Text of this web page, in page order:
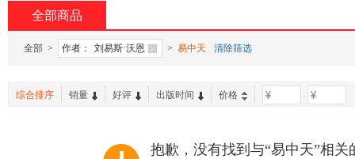
全部商品
全部 > 作者： 刘易斯·沃恩 > 易中天 清除筛选
综合排序 销量 好评 出版时间 价格 -
抱歉，没有找到与“易中天”相
加